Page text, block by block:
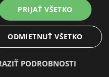
NAKUPOVAŤ U
PRIJAŤ VŠETKO
ODMIETNUŤ VŠETKO
PODROBNOSTI